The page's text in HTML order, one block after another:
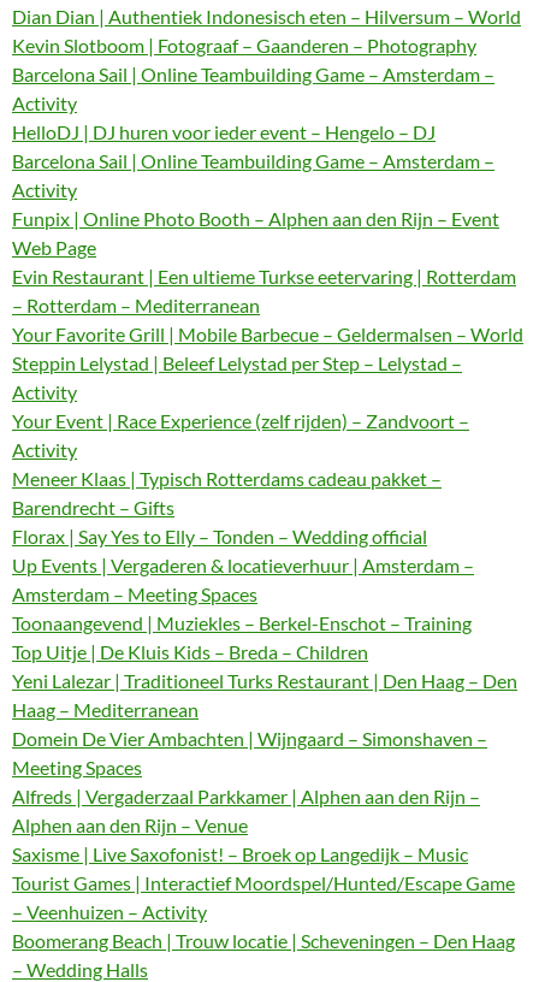
Dian Dian | Authentiek Indonesisch eten – Hilversum – World
Kevin Slotboom | Fotograaf – Gaanderen – Photography
Barcelona Sail | Online Teambuilding Game – Amsterdam –
Activity
HelloDJ | DJ huren voor ieder event – Hengelo – DJ
Barcelona Sail | Online Teambuilding Game – Amsterdam –
Activity
Funpix | Online Photo Booth – Alphen aan den Rijn – Event
Web Page
Evin Restaurant | Een ultieme Turkse eetervaring | Rotterdam
– Rotterdam – Mediterranean
Your Favorite Grill | Mobile Barbecue – Geldermalsen – World
Steppin Lelystad | Beleef Lelystad per Step – Lelystad –
Activity
Your Event | Race Experience (zelf rijden) – Zandvoort –
Activity
Meneer Klaas | Typisch Rotterdams cadeau pakket –
Barendrecht – Gifts
Florax | Say Yes to Elly – Tonden – Wedding official
Up Events | Vergaderen & locatieverhuur | Amsterdam –
Amsterdam – Meeting Spaces
Toonaangevend | Muziekles – Berkel-Enschot – Training
Top Uitje | De Kluis Kids – Breda – Children
Yeni Lalezar | Traditioneel Turks Restaurant | Den Haag – Den
Haag – Mediterranean
Domein De Vier Ambachten | Wijngaard – Simonshaven –
Meeting Spaces
Alfreds | Vergaderzaal Parkkamer | Alphen aan den Rijn –
Alphen aan den Rijn – Venue
Saxisme | Live Saxofonist! – Broek op Langedijk – Music
Tourist Games | Interactief Moordspel/Hunted/Escape Game
– Veenhuizen – Activity
Boomerang Beach | Trouw locatie | Scheveningen – Den Haag
– Wedding Halls